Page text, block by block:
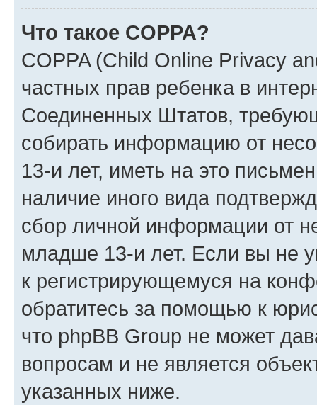
Что такое COPPA?
COPPA (Child Online Privacy
частных прав ребенка в
Соединенных Штатов,
собирать информацию от
13-и лет, иметь на это
наличие иного вида
сбор личной информации от
младше 13-и лет. Если вы не
к регистрирующемуся на
обратитесь за помощью к
что phpBB Group не может
вопросам и не является
указанных ниже.